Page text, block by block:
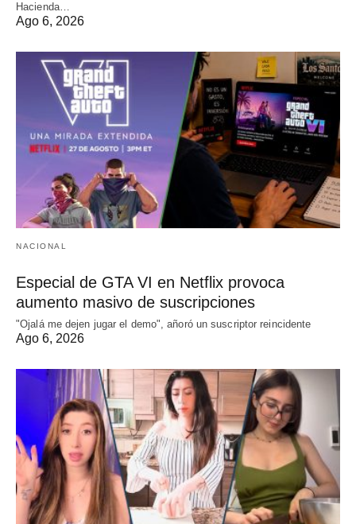
Hacienda…
Ago 6, 2026
NACIONAL
Especial de GTA VI en Netflix provoca
aumento masivo de suscripciones
"Ojalá me dejen jugar el demo", añoró un suscriptor reincidente
Ago 6, 2026